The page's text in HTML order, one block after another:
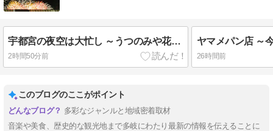
宇都宮の夜空は大忙し ～うつのみや花火2026と雷～
2時間50分前
ヤマメパン店 ～
26時間前
このブログのここがポイント
多彩なジャンルと地域密着取材
音楽や美食、歴史的な観光地まで多岐にわたり最新の情報を伝えることに